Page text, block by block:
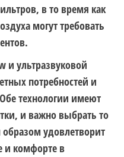
в то время как
могут требовать
ультразвуковой
потребностей и
технологии имеют
и важно выбрать то
удовлетворит
и комфорте в